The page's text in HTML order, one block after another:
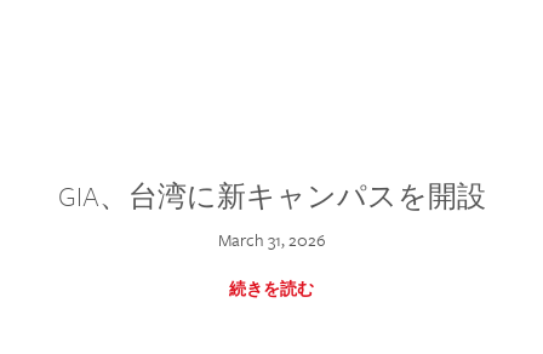
GIA、台湾に新キャンパスを開設
March 31, 2026
続きを読む